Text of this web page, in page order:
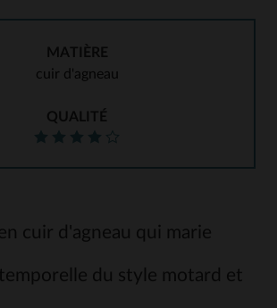
MATIÈRE
cuir d'agneau
QUALITÉ
cuir d'agneau qui marie
du style motard et